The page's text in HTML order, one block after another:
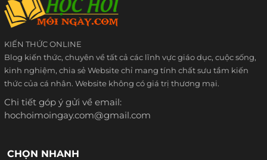
KIẾN THỨC ONLINE
Blog kiến thức, chuyên về tất cả các lĩnh vực giáo dục, cuộc sống,
kinh nghiệm, chia sẻ Website chỉ mang tính chất sưu tầm kiến
thức của cá nhân. Website không có giá trị thương mại.
Chi tiết góp ý gửi về email:
hochoimoingay.com@gmail.com
CHỌN NHANH